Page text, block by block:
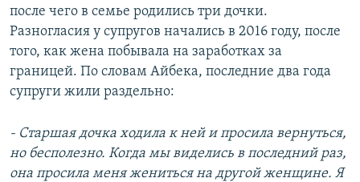
после чего в семье родились три дочки.
Разногласия у супругов начались в 2016 году, после
того, как жена побывала на заработках за
границей. По словам Айбека, последние два года
супруги жили раздельно:
- Старшая дочка ходила к ней и просила вернуться,
но бесполезно. Когда мы виделись в последний раз,
она просила меня жениться на другой женщине. Я